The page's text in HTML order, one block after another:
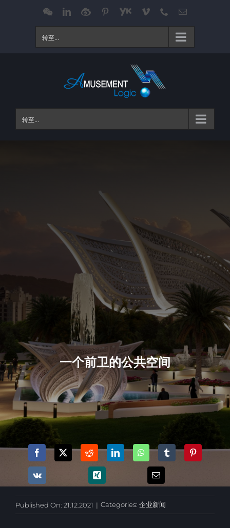
WeChatLinkedIn
Weibo Pinterest
Youku Vimeo Phone电
转至...
转至...
一个前卫的公共空间
Published On: 21.12.2021 | Categories: 企业新闻